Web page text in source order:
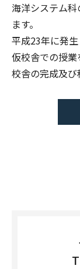
海洋システム
ます。
平成23年に発
仮校舎での授
校舎の完成及び